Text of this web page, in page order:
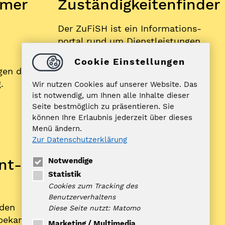
der
Zuständigkeitenfinder
Der ZuFiSH ist ein Informations­
portal rund um Dienstleistungen,
die die öffentliche Hand in
Schleswig-Holstein Ihnen als
ZUFISH
Bankverbindung
Nord-Ostsee Sparkasse
IBAN: DE10 2175 0000 0070 0321
98
BIC: NOLADE21NOS
Cookie Einstellungen
Wir nutzen Cookies auf unserer Website. Das
ist notwendig, um Ihnen alle Inhalte dieser
Seite bestmöglich zu präsentieren. Sie
können Ihre Erlaubnis jederzeit über dieses
Menü ändern.
Zur Datenschutzerklärung
Notwendige
Statistik
Cookies zum Tracking des
Benutzerverhaltens
Diese Seite nutzt: Matomo